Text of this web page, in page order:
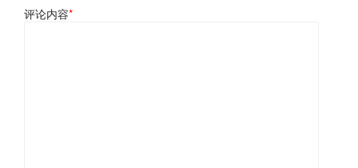
评论内容*